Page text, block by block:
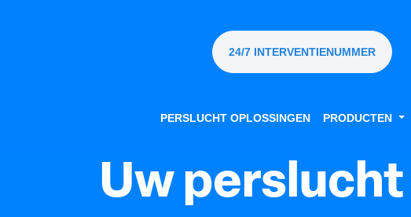
24/7 INTERVENTIENUMMER
PERSLUCHT OPLOSSINGEN PRODUCTEN
Uw perslucht